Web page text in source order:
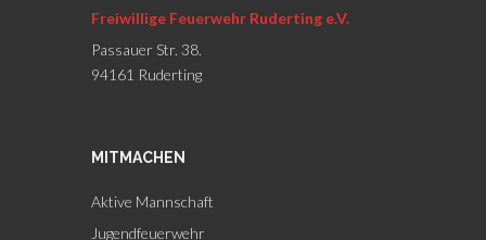
Freiwillige Feuerwehr Ruderting e.V.
Passauer Str. 38.
94161 Ruderting
MITMACHEN
Aktive Mannschaft
Jugendfeuerwehr